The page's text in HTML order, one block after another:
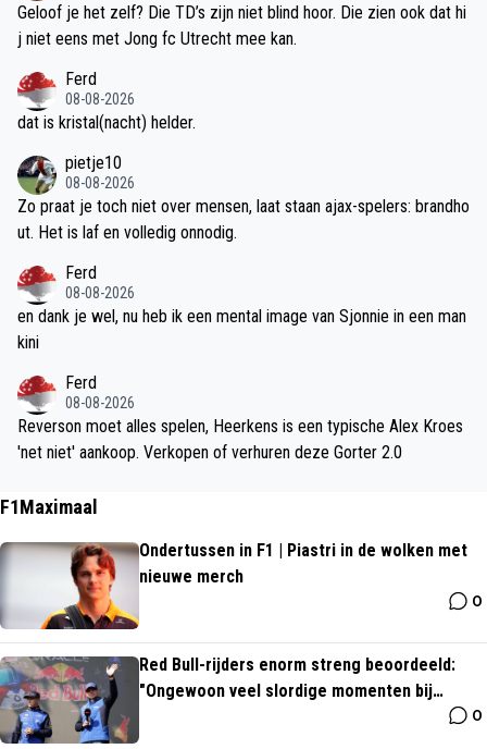
Geloof je het zelf? Die TD’s zijn niet blind hoor. Die zien ook dat hi
j niet eens met Jong fc Utrecht mee kan.
Ferd
08-08-2026
dat is kristal(nacht) helder.
pietje10
08-08-2026
Zo praat je toch niet over mensen, laat staan ajax-spelers: brandho
ut. Het is laf en volledig onnodig.
Ferd
08-08-2026
en dank je wel, nu heb ik een mental image van Sjonnie in een man
kini
Ferd
08-08-2026
Reverson moet alles spelen, Heerkens is een typische Alex Kroes
'net niet' aankoop. Verkopen of verhuren deze Gorter 2.0
F1Maximaal
Ondertussen in F1 | Piastri in de wolken met
nieuwe merch
0
Red Bull-rijders enorm streng beoordeeld:
"Ongewoon veel slordige momenten bij
0